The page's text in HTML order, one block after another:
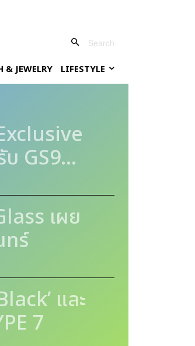
Search
& JEWELRY LIFESTYLE
GS9...
เผย
ทร์
และ
7